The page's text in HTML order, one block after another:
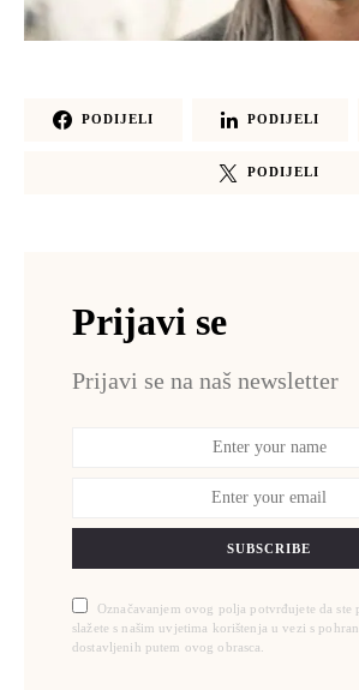
PODIJELI PODIJELI
PODIJELI
Prijavi se
Prijavi se na naš newsletter
SUBSCRIBE
Označavanjem ovog polja potvrđujete da ste
slažete s našim uvjetima korištenja u vezi s
dostavljenih putem ovog obrasca.